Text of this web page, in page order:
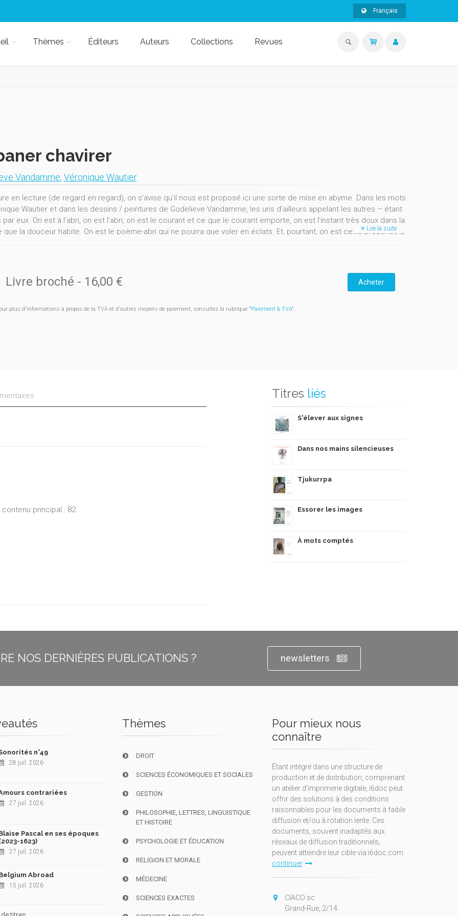
Français
Thèmes Éditeurs Auteurs Collections Revues
chavirer
Vandamme, Véronique Wautier
en lecture (de regard en regard), on s'avise qu’il nous est proposé ici une sorte de mise en abyme. Dans les mots
Wautier et dans les dessins / peintures de Godelieve Vandamme, les uns d’ailleurs appelant les autres – étant
par eux. On est à l’abri, on est l’abri, on est le courant et ce que le courant emporte, on est l’instant très doux dans la
que la douceur habite. On est le poème-abri qui ne pourra que voler en éclats. Et, pourtant, on est cette présence à
Lire la suite
Livre broché - 16,00 € Acheter
plus d'informations à propos de la TVA et d'autres moyens de paiement, consultez la rubrique "Paiement & TVA".
principal : 82
Titres liés
S'élever aux signes
Dans nos mains silencieuses
Tjukurrpa
Essorer les images
À mots comptés
NOS DERNIÈRES PUBLICATIONS ? newsletters
n°49
28 juil. 2026
contrariées
27 juil. 2026
Pascal en ses époques
1623)
27 juil. 2026
Abroad
15 juil. 2026
Thèmes
DROIT
SCIENCES ÉCONOMIQUES ET SOCIALES
GESTION
PHILOSOPHIE, LETTRES, LINGUISTIQUE
ET HISTOIRE
PSYCHOLOGIE ET ÉDUCATION
RELIGION ET MORALE
MÉDECINE
SCIENCES EXACTES
Pour mieux nous
connaître
Étant intégré dans une structure de
production et de distribution, comprenant
un atelier d'imprimerie digitale, i6doc peut
offrir des solutions à des conditions
raisonnables pour les documents à faible
diffusion et/ou à rotation lente. Ces
documents, souvent inadaptés aux
réseaux de diffusion traditionnels,
peuvent atteindre leur cible via i6doc.com.
continuer
CIACO sc
Grand-Rue, 2/14